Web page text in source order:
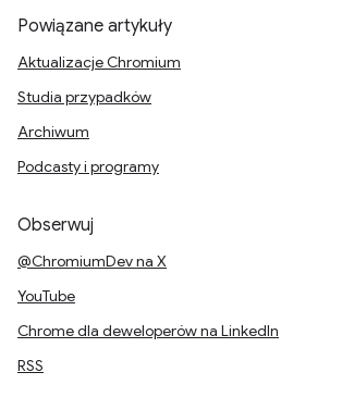
Powiązane artykuły
Aktualizacje Chromium
Studia przypadków
Archiwum
Podcasty i programy
Obserwuj
@ChromiumDev na X
YouTube
Chrome dla deweloperów na LinkedIn
RSS